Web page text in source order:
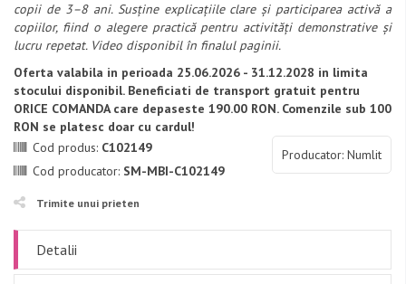
copii de 3–8 ani. Susține explicațiile clare și participarea activă a
copiilor, fiind o alegere practică pentru activități demonstrative și
lucru repetat. Video disponibil în finalul paginii.
Oferta valabila in perioada 25.06.2026 - 31.12.2028 in limita
stocului disponibil. Beneficiati de transport gratuit pentru
ORICE COMANDA care depaseste 190.00 RON. Comenzile sub 100
RON se platesc doar cu cardul!
Producator: Numlit
Cod produs: C102149
Cod producator: SM-MBI-C102149
Trimite unui prieten
Detalii